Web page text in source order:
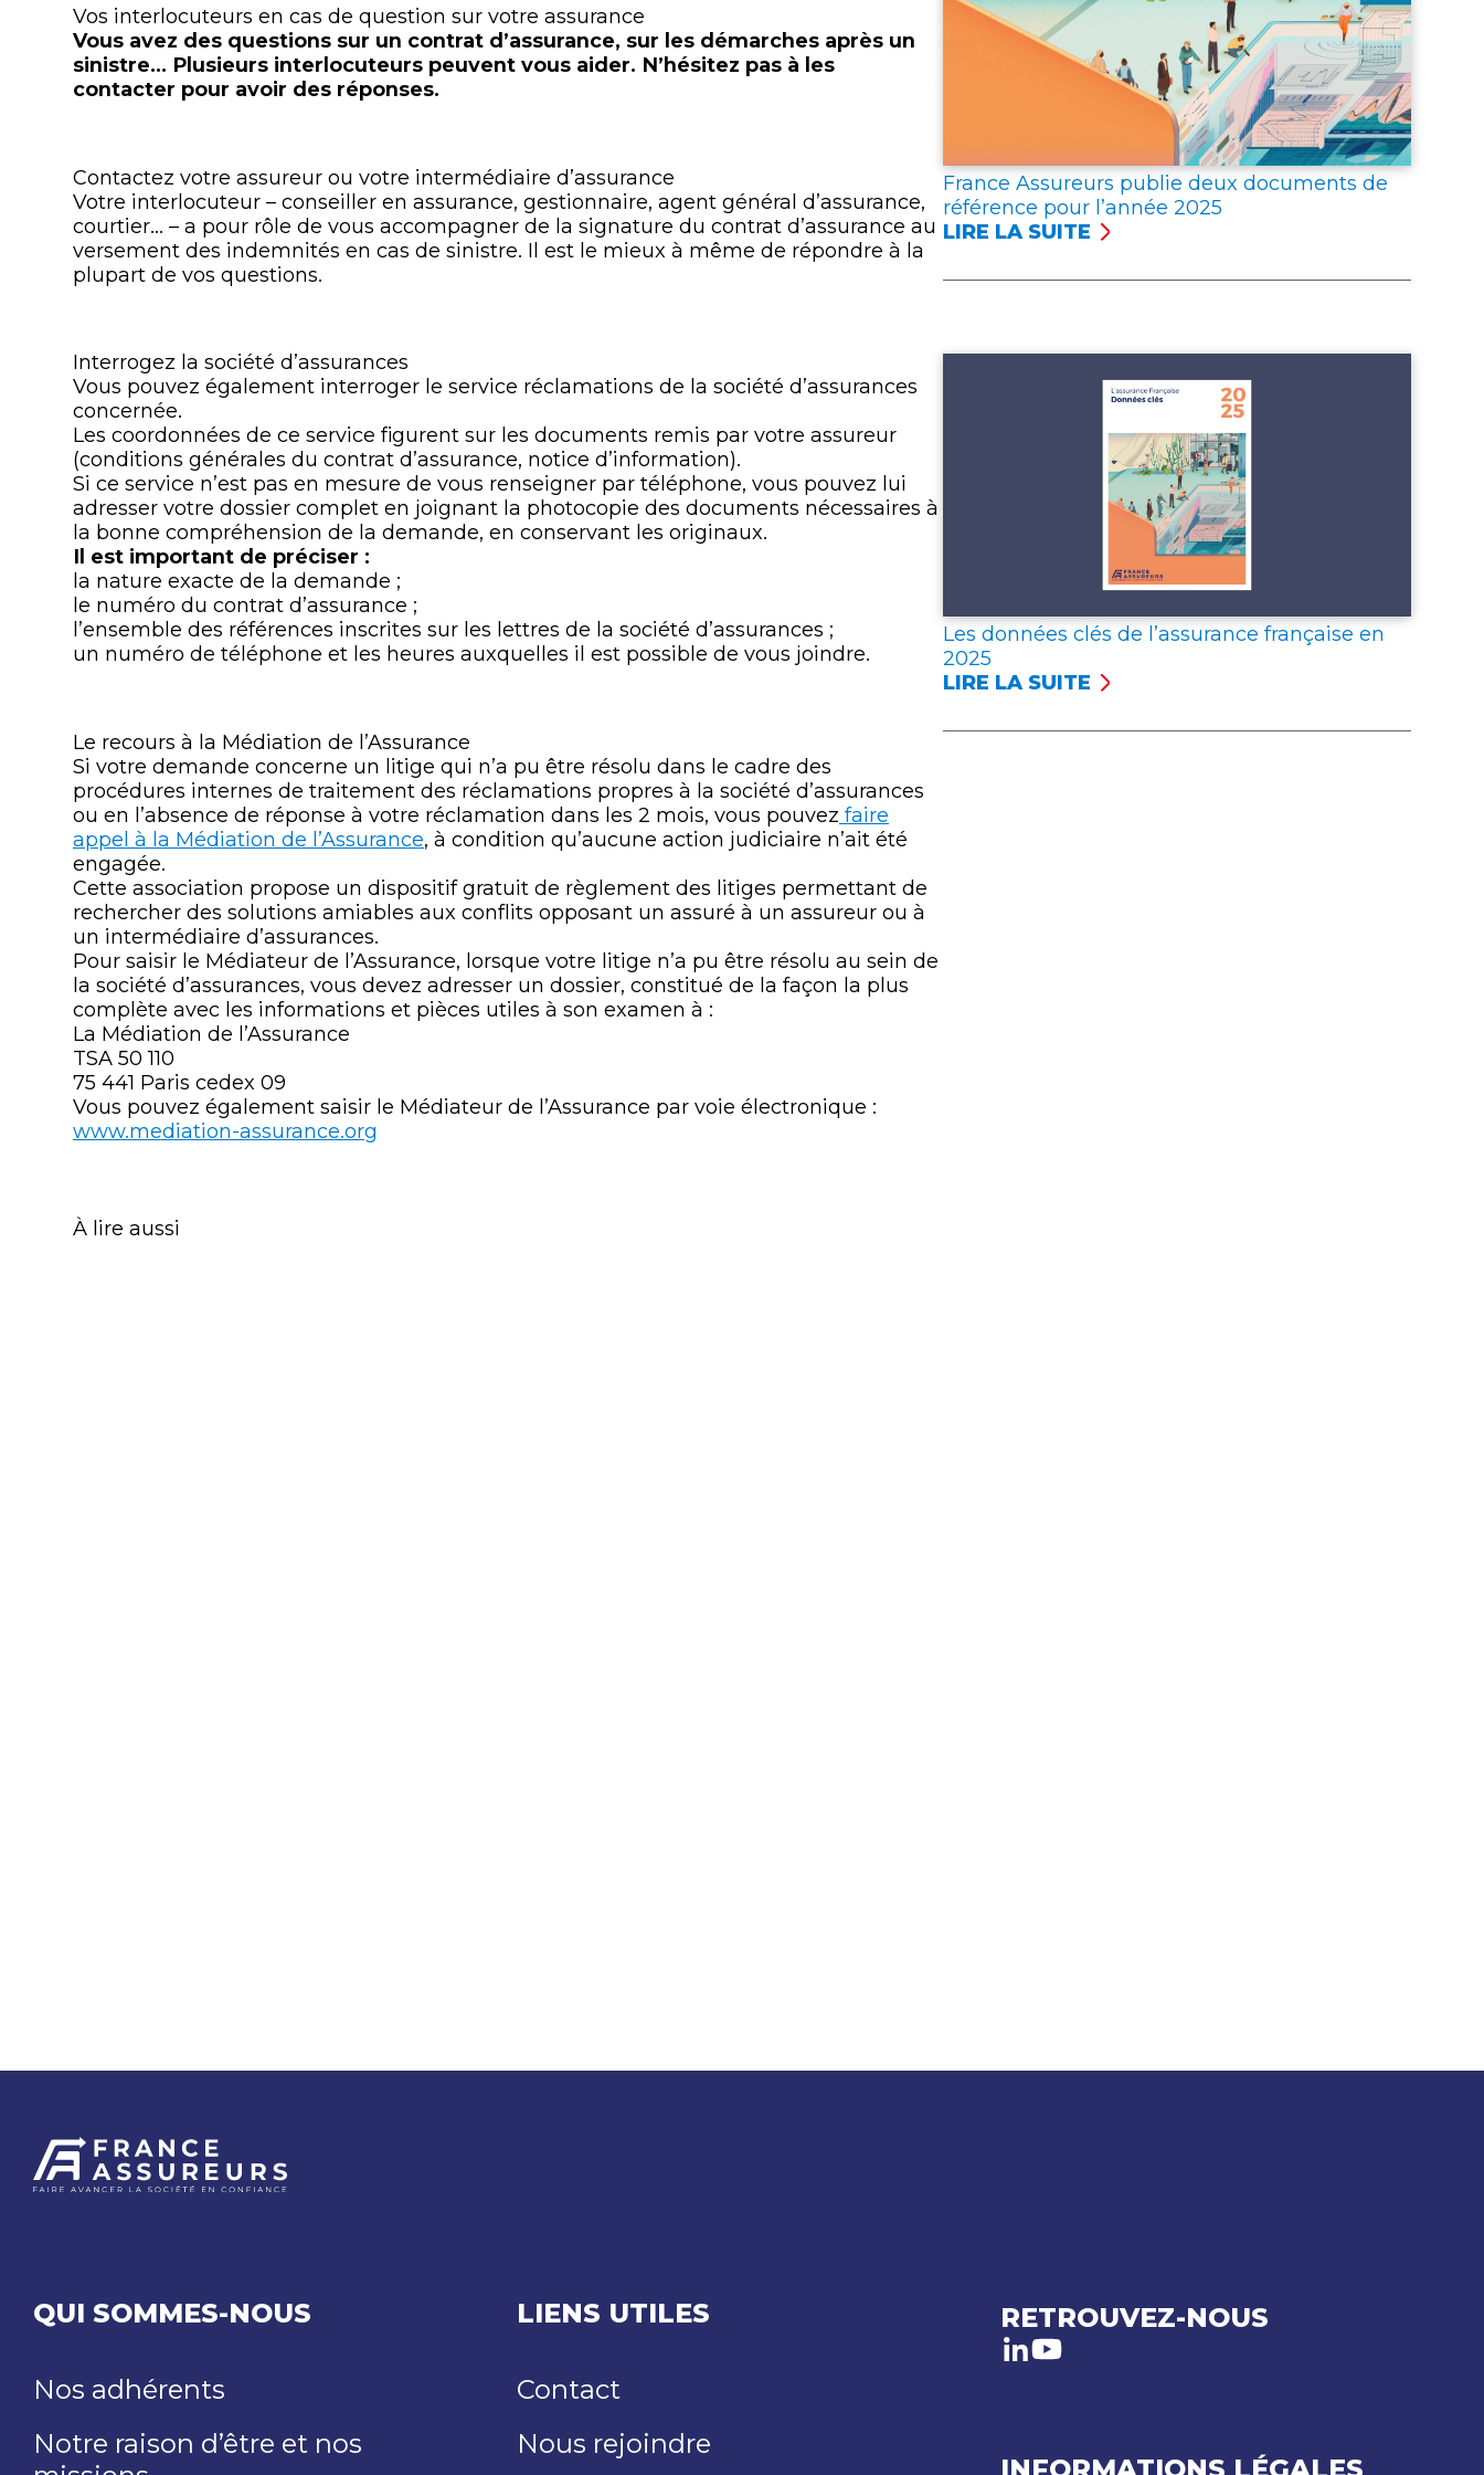
Vos interlocuteurs en cas de question sur votre assurance
Vous avez des questions sur un contrat d’assurance, sur les démarches après un
sinistre… Plusieurs interlocuteurs peuvent vous aider. N’hésitez pas à les
contacter pour avoir des réponses.
Contactez votre assureur ou votre intermédiaire d’assurance
Votre interlocuteur – conseiller en assurance, gestionnaire, agent général d’assurance,
courtier… – a pour rôle de vous accompagner de la signature du contrat d’assurance au
versement des indemnités en cas de sinistre. Il est le mieux à même de répondre à la
plupart de vos questions.
Interrogez la société d’assurances
Vous pouvez également interroger le service réclamations de la société d’assurances
concernée.
Les coordonnées de ce service figurent sur les documents remis par votre assureur
(conditions générales du contrat d’assurance, notice d’information).
Si ce service n’est pas en mesure de vous renseigner par téléphone, vous pouvez lui
adresser votre dossier complet en joignant la photocopie des documents nécessaires à
la bonne compréhension de la demande, en conservant les originaux.
Il est important de préciser :
la nature exacte de la demande ;
le numéro du contrat d’assurance ;
l’ensemble des références inscrites sur les lettres de la société d’assurances ;
un numéro de téléphone et les heures auxquelles il est possible de vous joindre.
Le recours à la Médiation de l’Assurance
Si votre demande concerne un litige qui n’a pu être résolu dans le cadre des
procédures internes de traitement des réclamations propres à la société d’assurances
ou en l’absence de réponse à votre réclamation dans les 2 mois, vous pouvez faire
appel à la Médiation de l’Assurance, à condition qu’aucune action judiciaire n’ait été
engagée.
Cette association propose un dispositif gratuit de règlement des litiges permettant de
rechercher des solutions amiables aux conflits opposant un assuré à un assureur ou à
un intermédiaire d’assurances.
Pour saisir le Médiateur de l’Assurance, lorsque votre litige n’a pu être résolu au sein de
la société d’assurances, vous devez adresser un dossier, constitué de la façon la plus
complète avec les informations et pièces utiles à son examen à :
La Médiation de l’Assurance
TSA 50 110
75 441 Paris cedex 09
Vous pouvez également saisir le Médiateur de l’Assurance par voie électronique :
www.mediation-assurance.org
France Assureurs publie deux documents de
référence pour l’année 2025
LIRE LA SUITE
:
Les données clés de l’assurance française en
2025
LIRE LA SUITE
:
À lire aussi
QUI SOMMES-NOUS
Nos adhérents
Notre raison d’être et nos
LIENS UTILES
Contact
Nous rejoindre
RETROUVEZ-NOUS
LinkedIn
Youtube